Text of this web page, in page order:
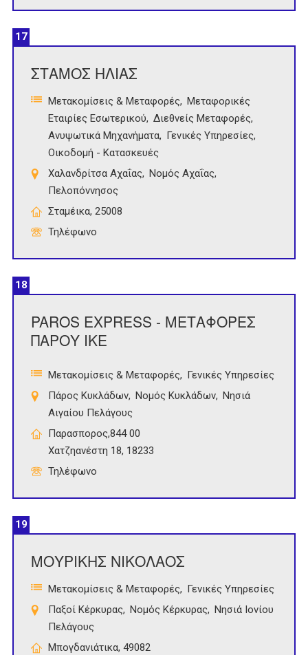
17
ΣΤΑΜΟΣ ΗΛΙΑΣ
Μετακομίσεις & Μεταφορές
Μεταφορικές
Εταιρίες Εσωτερικού
Διεθνείς Μεταφορές
Ανυψωτικά Μηχανήματα
Γενικές Υπηρεσίες
Οικοδομή - Κατασκευές
Χαλανδρίτσα Αχαΐας
Νομός Αχαΐας
Πελοπόννησος
Σταμέικα, 25008
Τηλέφωνο
18
PAROS EXPRESS - ΜΕΤΑΦΟΡΕΣ
ΠΑΡΟΥ ΙΚΕ
Μετακομίσεις & Μεταφορές
Γενικές Υπηρεσίες
Πάρος Κυκλάδων
Νομός Κυκλάδων
Νησιά
Αιγαίου Πελάγους
Παρασπορος,844 00
Χατζηανέστη 18, 18233
Τηλέφωνο
19
ΜΟΥΡΙΚΗΣ ΝΙΚΟΛΑΟΣ
Μετακομίσεις & Μεταφορές
Γενικές Υπηρεσίες
Παξοί Κέρκυρας
Νομός Κέρκυρας
Νησιά Ιονίου
Πελάγους
Μπογδανιάτικα, 49082